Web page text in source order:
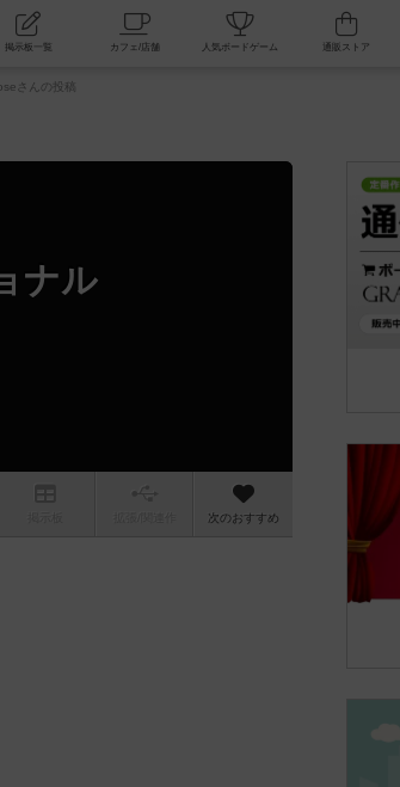
ニティ 掲示板一覧 カフェ/店舗 人気ボードゲーム
さんの投稿
ナル
次のおすすめ